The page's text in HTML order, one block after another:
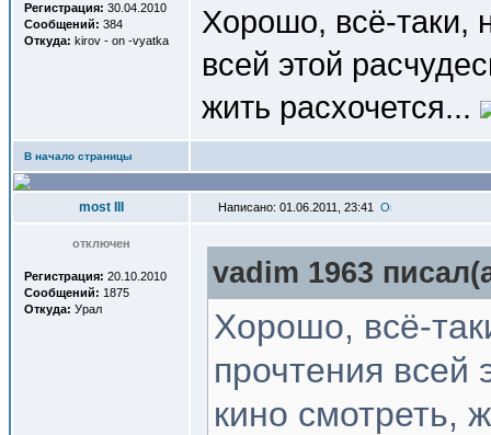
Регистрация: 30.04.2010
Сообщений: 384
Откуда: kirov - on -vyatka
Хорошо, всё-таки,
всей этой
жить расхочется...
В начало страницы
most III Написано: 01.06.2011, 23:41
отключен
Регистрация: 20.10.2010
Сообщений: 1875
Откуда: Урал
vadim 1963
Хорошо, всё-
прочтения всей
кино смотреть,